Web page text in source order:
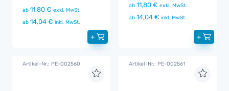
ab 11,80 € exkl. MwSt.
ab 14,04 € inkl. MwSt.
+
ab 11,80 € exkl. MwSt.
ab 14,04 € inkl. MwSt.
+
Artikel-Nr.: PE-002560 Artikel-Nr.: PE-002561